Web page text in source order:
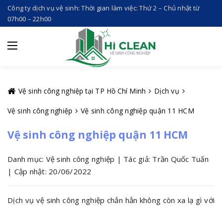
Công ty dịch vụ vệ sinh: Thời gian làm việc: Thứ 2 – Chủ nhật từ
07h00 – 22h00
Vệ sinh công nghiệp tại TP Hồ Chí Minh Dịch vụ
Vệ sinh công nghiệp Vệ sinh công nghiệp quận 11 HCM
Vệ sinh công nghiệp quận 11 HCM
Danh mục: Vệ sinh công nghiệp | Tác giả: Trần Quốc Tuấn
| Cập nhật: 20/06/2022
Dịch vụ vệ sinh công nghiệp chắn hẳn không còn xa lạ gì với